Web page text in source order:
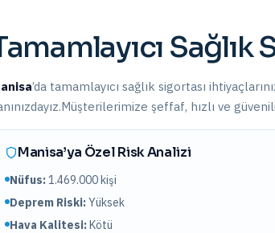
Sağlık
’da tamamlayıcı sağlık sigortası
Müşterilerimize şeffaf, hızlı ve
Manisa’ya Özel Risk Analizi
Nüfus:1.469.000kişi
Deprem Riski:Yüksek
Hava Kalitesi:Kötü